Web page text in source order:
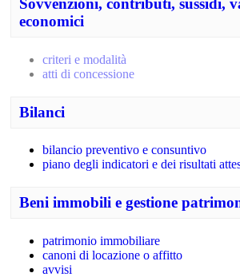
Sovvenzioni, contributi, sussidi,
economici
criteri e modalità
atti di concessione
Bilanci
bilancio preventivo e consuntivo
piano degli indicatori e dei risultati
Beni immobili e gestione
patrimonio immobiliare
canoni di locazione o affitto
avvisi